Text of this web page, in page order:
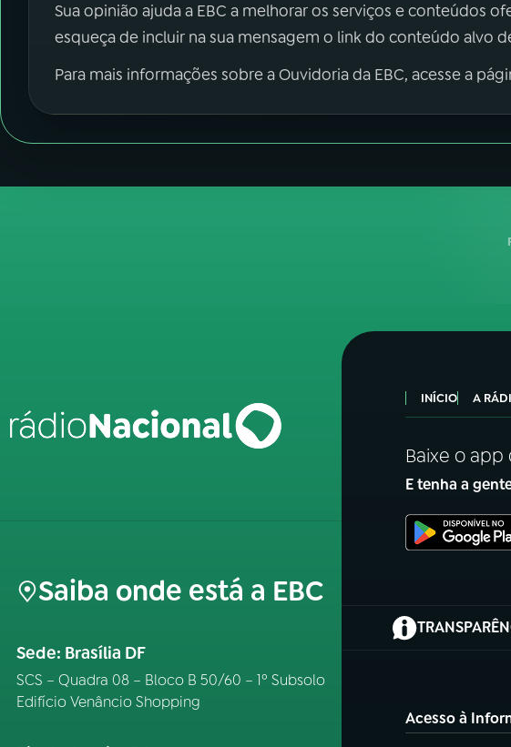
Sua opinião ajuda a EBC a melhorar os serviços e conteúdos
esqueça de incluir na sua mensagem o link do conteúdo alvo
Para mais informações sobre a Ouvidoria da EBC, acesse a
Saiba onde está a EBC
Sede: Brasília DF
SCS – Quadra 08 – Bloco B 50/60 – 1º Subsolo
Edifício Venâncio Shopping
INÍCIO A
Baixe o
E tenha a
(abre em nova
Acesso à